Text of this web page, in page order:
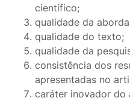
científico;
qualidade da
qualidade do texto;
qualidade da
consistência dos
apresentadas no
caráter inovador